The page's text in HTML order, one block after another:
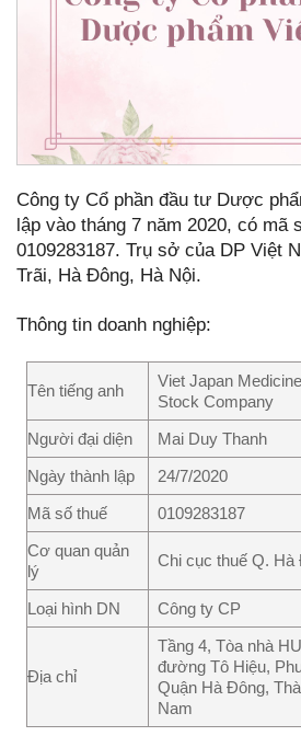
Công ty Cổ phần đầu tư Dược
lập vào tháng 7 năm 2020, có mã
0109283187. Trụ sở của DP Việt
Trãi, Hà Đông, Hà Nội.
Thông tin doanh nghiệp:
Tên tiếng anh
Viet Japan
Stock Company
Người đại diện
Mai Duy Thanh
Ngày thành lập
24/7/2020
Mã số thuế
0109283187
Cơ quan quản
lý
Chi cục thuế Q. Hà
Loại hình DN Công ty CP
Địa chỉ
Tầng 4, Tòa nhà
đường Tô Hiệu,
Quận Hà Đông,
Nam